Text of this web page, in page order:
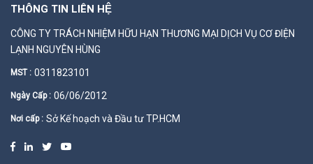
THÔNG TIN LIÊN HỆ
CÔNG TY TRÁCH NHIỆM HỮU HẠN THƯƠNG MẠI DỊCH VỤ CƠ ĐIỆN
LẠNH NGUYÊN HÙNG
MST : 0311823101
Ngày Cấp : 06/06/2012
Nơi cấp : Sở Kế hoạch và Đầu tư TP.HCM